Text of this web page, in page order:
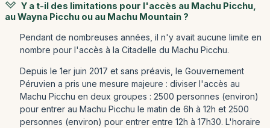
Y a t-il des limitations pour l'accès au Machu Picchu,
au Wayna Picchu ou au Machu Mountain ?
Pendant de nombreuses années, il n'y avait aucune limite en
nombre pour l'accès à la Citadelle du Machu Picchu.
Depuis le 1er juin 2017 et sans préavis, le Gouvernement
Péruvien a pris une mesure majeure : diviser l'accès au
Machu Picchu en deux groupes : 2500 personnes (environ)
pour entrer au Machu Picchu le matin de 6h à 12h et 2500
personnes (environ) pour entrer entre 12h à 17h30. L'horaire